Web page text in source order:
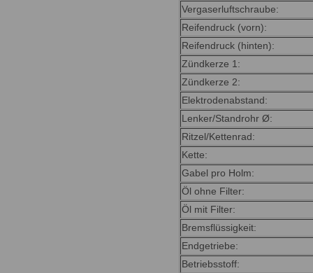
Vergaserluftschraube:
Reifendruck (vorn):
Reifendruck (hinten):
Zündkerze 1:
Zündkerze 2:
Elektrodenabstand:
Lenker/Standrohr Ø:
Ritzel/Kettenrad:
Kette:
Gabel pro Holm:
Öl ohne Filter:
Öl mit Filter:
Bremsflüssigkeit:
Endgetriebe:
Betriebsstoff: